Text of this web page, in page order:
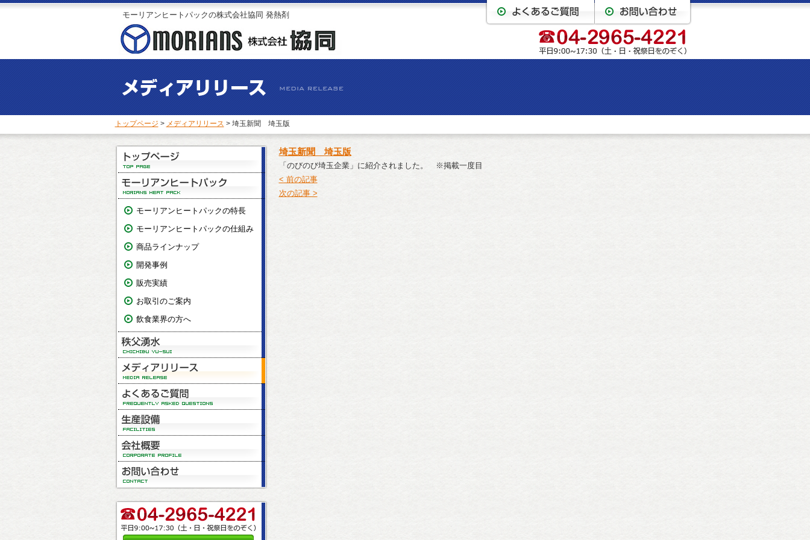
モーリアンヒートパックの株式会社協同 発熱剤
トップページ > メディアリリース > 埼玉新聞 埼玉版
モーリアンヒートパックの特長
モーリアンヒートパックの仕組み
商品ラインナップ
開発事例
販売実績
お取引のご案内
飲食業界の方へ
埼玉新聞 埼玉版
「のびのび埼玉企業」に紹介されました。 ※掲載一度目
< 前の記事
次の記事 >